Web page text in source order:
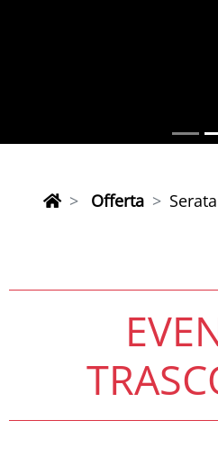
Offerta